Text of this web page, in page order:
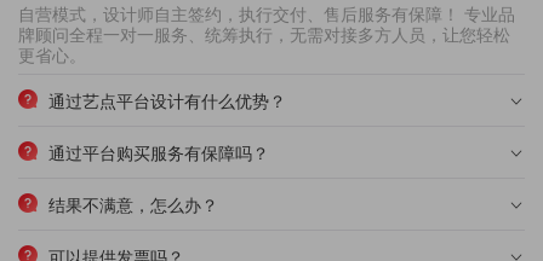
自营模式，设计师自主签约，执行交付、售后服务有保障！ 专业品
牌顾问全程一对一服务、统筹执行，无需对接多方人员，让您轻松
更省心。
通过艺点平台设计有什么优势？
通过平台购买服务有保障吗？
结果不满意，怎么办？
可以提供发票吗？